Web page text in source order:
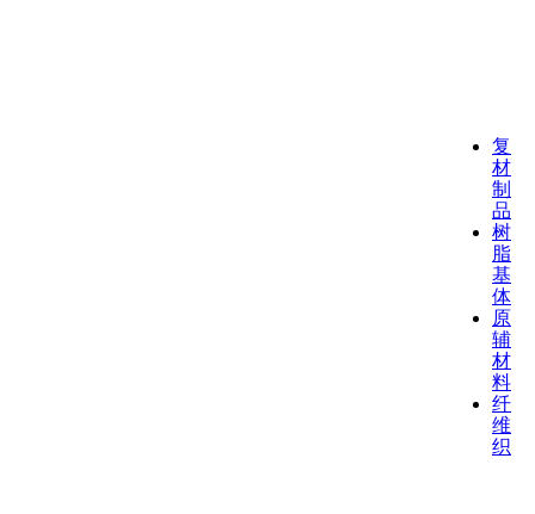
复
材
制
品
树
脂
基
体
原
辅
材
料
纤
维
织